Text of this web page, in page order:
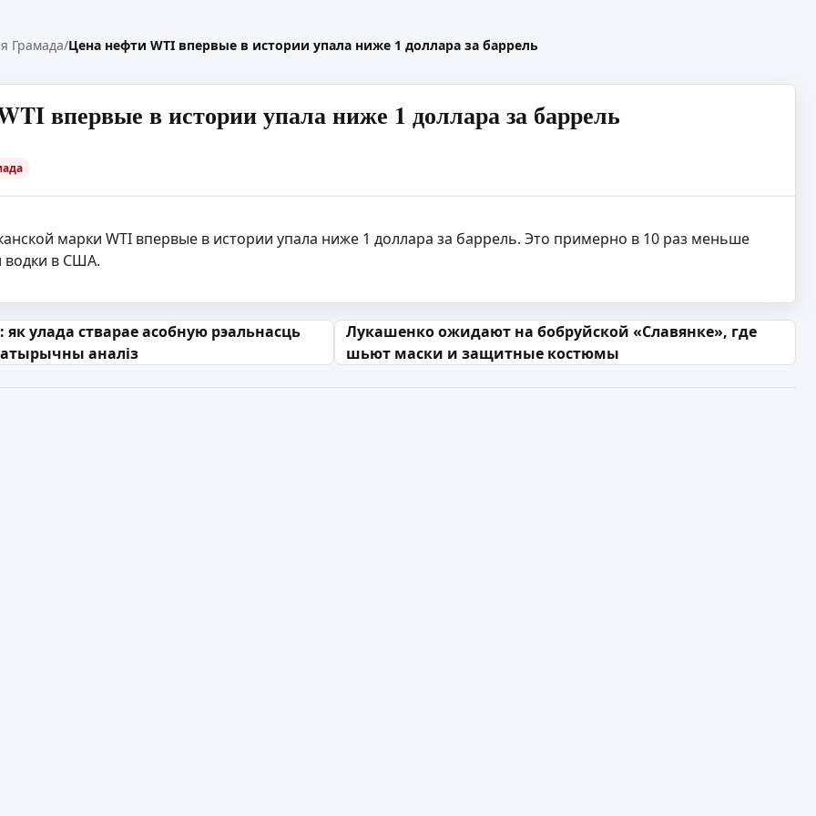
Грамада/Цена нефти WTI впервые в истории упала ниже 1 доллара за баррель
впервые в истории упала ниже 1 доллара за баррель
марки WTI впервые в истории упала ниже 1 доллара за баррель. Это примерно в 10 раз меньше
водки в США.
як улада стварае асобную рэальнасць
аналіз
Лукашенко ожидают на бобруйской «Славянке», где
шьют маски и защитные костюмы